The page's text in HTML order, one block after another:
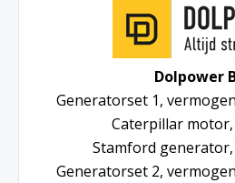
Dolpower
Generatorset 1,
Caterpillar motor,
Stamford generator,
Generatorset 2,